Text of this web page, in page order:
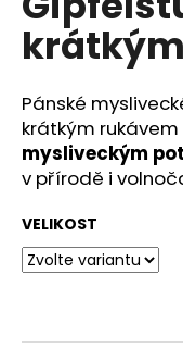
z
5
hvězdiček.
Pánské
krátkým
mysliveckým
v přírodě i
VELIKOST
D
o
p
o
r
u
j